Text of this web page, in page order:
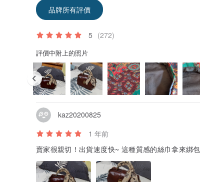
品牌所有評價
5 (272)
評價中附上的照片
kaz20200825
1 年前
賣家很親切！出貨速度快~ 這種質感的絲巾拿來綁